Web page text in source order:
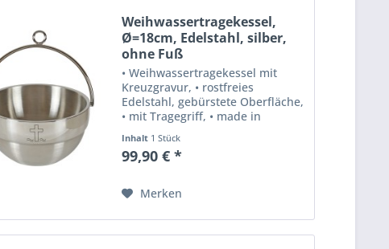
Weihwassertragekessel,
Ø=18cm, Edelstahl, silber,
ohne Fuß
• Weihwassertragekessel mit
Kreuzgravur, • rostfreies
Edelstahl, gebürstete Oberfläche,
• mit Tragegriff, • made in
Inhalt 1 Stück
99,90 € *
Merken